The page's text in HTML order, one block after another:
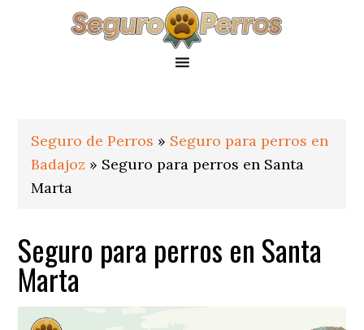
Seguro de Perros » Seguro para perros en
Badajoz » Seguro para perros en Santa
Marta
Seguro para perros en Santa
Marta